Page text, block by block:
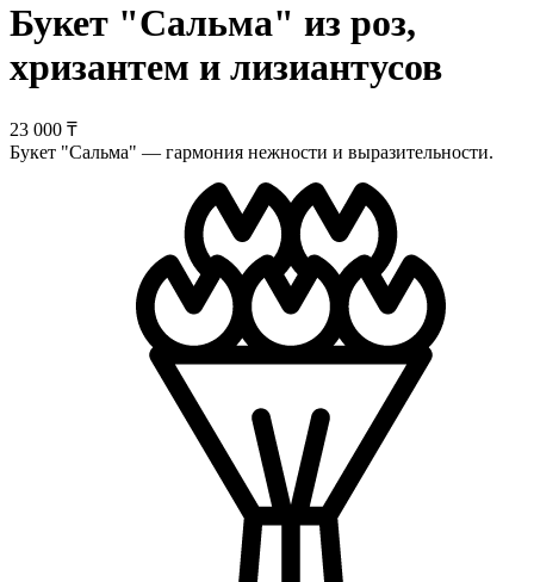
Букет "Сальма" из роз,
хризантем и лизиантусов
23 000 ₸
Букет "Сальма" — гармония нежности и выразительности.